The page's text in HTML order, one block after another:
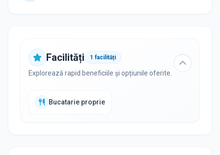
Facilități 1 facilități
Explorează rapid beneficiile și opțiunile oferite.
Bucatarie proprie